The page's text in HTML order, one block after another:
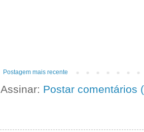
Postagem mais recente
Assinar: Postar comentários